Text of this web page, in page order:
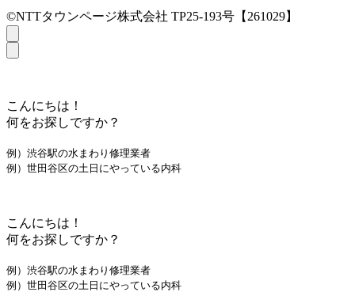
©NTTタウンページ株式会社 TP25-193号【261029】
こんにちは！
何をお探しですか？
例）渋谷駅の水まわり修理業者
例）世田谷区の土日にやっている内科
こんにちは！
何をお探しですか？
例）渋谷駅の水まわり修理業者
例）世田谷区の土日にやっている内科